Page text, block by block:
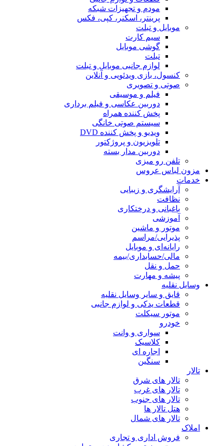
مودم و تجهیزات شبکه
پرینتر، اسکنر، کپی، فکس
موبایل و تبلت
سیم کارت
گوشی موبایل
تبلت
لوازم جانبی موبایل و تبلت
کنسول، بازی‌ ویدئویی و آنلاین
صوتی و تصویری
فیلم و موسیقی
دوربین عکاسی و فیلم برداری
پخش کننده همراه
سیستم صوتی خانگی
ویدیو و پخش کننده DVD
تلویزیون و پروژکتور
دوربین مدار بسته
تلفن رو میزی
مزون لباس عروس
خدمات
آرایشگری و زیبایی
نظافت
باغبانی و درختکاری
آموزشی
موتور و ماشین
پذیرایی/مراسم
رایانه‌ای و موبایل
مالی/حسابداری/بیمه
حمل و نقل
پیشه و مهارت
وسایل نقلیه
قایق و سایر وسایل نقلیه
قطعات یدکی و لوازم جانبی
موتور سیکلت
خودرو
سواری و وانت
کلاسیک
اجاره ای
سنگین
تالار
تالار های شرق
تالار های غرب
تالار های جنوب
هتل تالار ها
تالار های شمال
املاک
فروش اداری و تجاری